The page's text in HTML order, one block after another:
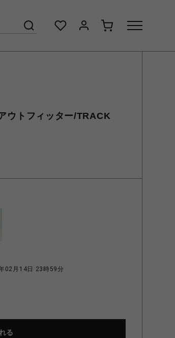
ウトフィッター/TRACK
02月14日 23時59分
る